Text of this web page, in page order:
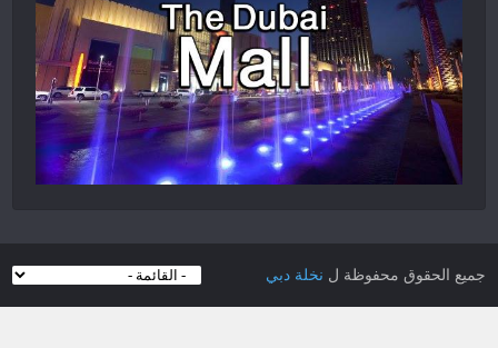
جميع الحقوق محفوظة ل نخلة دبي